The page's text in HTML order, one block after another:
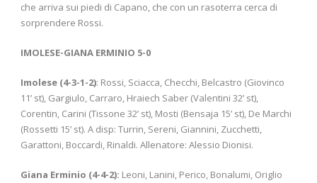
che arriva sui piedi di Capano, che con un rasoterra cerca di
sorprendere Rossi.
IMOLESE-GIANA ERMINIO 5-0
Imolese (4-3-1-2): Rossi, Sciacca, Checchi, Belcastro (Giovinco
11’ st), Gargiulo, Carraro, Hraiech Saber (Valentini 32’ st),
Corentin, Carini (Tissone 32’ st), Mosti (Bensaja 15’ st), De Marchi
(Rossetti 15’ st). A disp: Turrin, Sereni, Giannini, Zucchetti,
Garattoni, Boccardi, Rinaldi. Allenatore: Alessio Dionisi.
Giana Erminio (4-4-2): Leoni, Lanini, Perico, Bonalumi, Origlio